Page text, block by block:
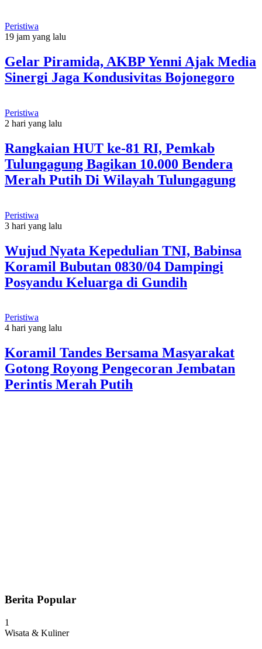
Peristiwa
19 jam yang lalu
Gelar Piramida, AKBP Yenni Ajak Media
Sinergi Jaga Kondusivitas Bojonegoro
Peristiwa
2 hari yang lalu
Rangkaian HUT ke-81 RI, Pemkab
Tulungagung Bagikan 10.000 Bendera
Merah Putih Di Wilayah Tulungagung
Peristiwa
3 hari yang lalu
Wujud Nyata Kepedulian TNI, Babinsa
Koramil Bubutan 0830/04 Dampingi
Posyandu Keluarga di Gundih
Peristiwa
4 hari yang lalu
Koramil Tandes Bersama Masyarakat
Gotong Royong Pengecoran Jembatan
Perintis Merah Putih
Berita Popular
1
Wisata & Kuliner